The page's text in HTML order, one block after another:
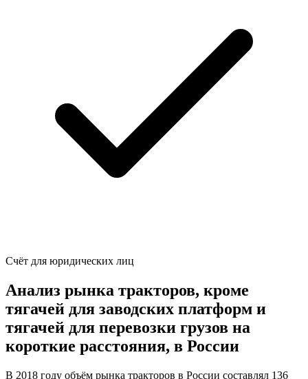
Счёт для юридических лиц
Анализ рынка тракторов, кроме
тягачей для заводских платформ и
тягачей для перевозки грузов на
короткие расстояния, в России
В 2018 году объём рынка тракторов в России составлял 136